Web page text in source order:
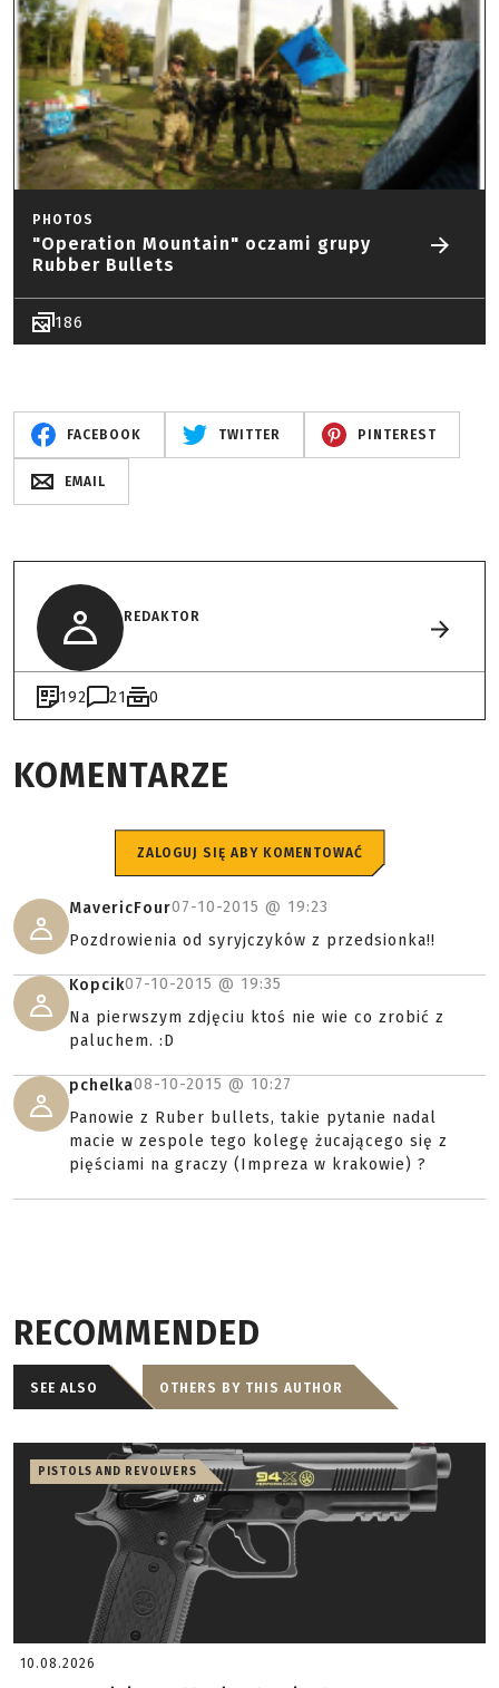
PHOTOS
"Operation Mountain" oczami grupy
Rubber Bullets
186
FACEBOOK TWITTER PINTEREST
EMAIL
REDAKTOR
192 21 0
KOMENTARZE
ZALOGUJ SIĘ ABY KOMENTOWAĆ
MavericFour07-10-2015 @ 19:23
Pozdrowienia od syryjczyków z przedsionka!!
Kopcik07-10-2015 @ 19:35
Na pierwszym zdjęciu ktoś nie wie co zrobić z
paluchem. :D
pchelka08-10-2015 @ 10:27
Panowie z Ruber bullets, takie pytanie nadal
macie w zespole tego kolegę żucającego się z
pięściami na graczy (Impreza w krakowie) ?
RECOMMENDED
SEE ALSO OTHERS BY THIS AUTHOR
PISTOLS AND REVOLVERS
10.08.2026